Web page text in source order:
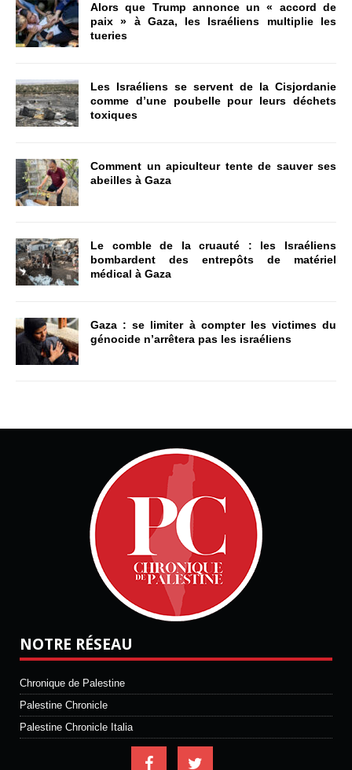
Alors que Trump annonce un « accord de
paix » à Gaza, les Israéliens multiplie les
tueries
Les Israéliens se servent de la Cisjordanie
comme d’une poubelle pour leurs déchets
toxiques
Comment un apiculteur tente de sauver ses
abeilles à Gaza
Le comble de la cruauté : les Israéliens
bombardent des entrepôts de matériel
médical à Gaza
Gaza : se limiter à compter les victimes du
génocide n’arrêtera pas les israéliens
NOTRE RÉSEAU
Chronique de Palestine
Palestine Chronicle
Palestine Chronicle Italia